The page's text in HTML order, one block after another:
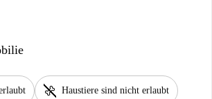
pet_supplies Haustiere sind nicht erlaubt